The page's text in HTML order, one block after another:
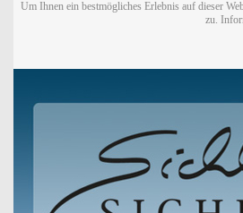
Um Ihnen ein bestmögliches Erlebnis auf dieser
zu.